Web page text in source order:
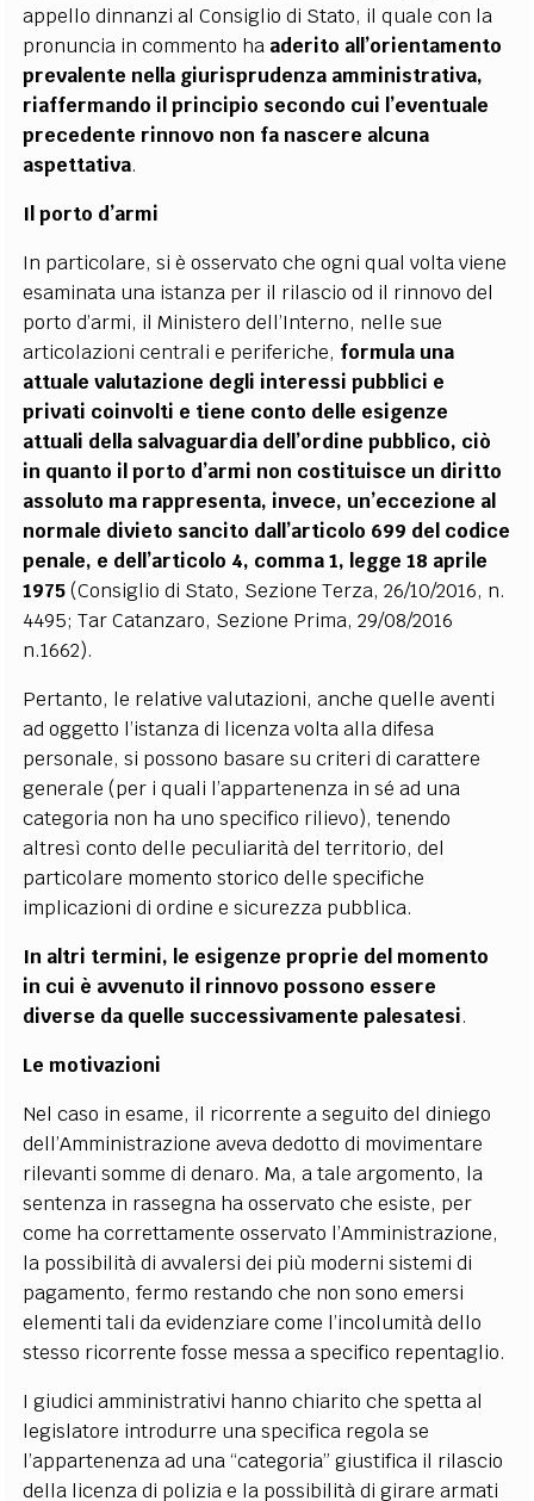
appello dinnanzi al Consiglio di Stato, il quale con la
pronuncia in commento ha aderito all’orientamento
prevalente nella giurisprudenza amministrativa,
riaffermando il principio secondo cui l’eventuale
precedente rinnovo non fa nascere alcuna
aspettativa.
Il porto d’armi
In particolare, si è osservato che ogni qual volta viene
esaminata una istanza per il rilascio od il rinnovo del
porto d’armi, il Ministero dell’Interno, nelle sue
articolazioni centrali e periferiche, formula una
attuale valutazione degli interessi pubblici e
privati coinvolti e tiene conto delle esigenze
attuali della salvaguardia dell’ordine pubblico, ciò
in quanto il porto d’armi non costituisce un diritto
assoluto ma rappresenta, invece, un’eccezione al
normale divieto sancito dall’articolo 699 del codice
penale, e dell’articolo 4, comma 1, legge 18 aprile
1975(Consiglio di Stato, Sezione Terza, 26/10/2016, n.
4495; Tar Catanzaro, Sezione Prima, 29/08/2016
n.1662).
Pertanto, le relative valutazioni, anche quelle aventi
ad oggetto l’istanza di licenza volta alla difesa
personale, si possono basare su criteri di carattere
generale (per i quali l’appartenenza in sé ad una
categoria non ha uno specifico rilievo), tenendo
altresì conto delle peculiarità del territorio, del
particolare momento storico delle specifiche
implicazioni di ordine e sicurezza pubblica.
In altri termini, le esigenze proprie del momento
in cui è avvenuto il rinnovo possono essere
diverse da quelle successivamente palesatesi.
Le motivazioni
Nel caso in esame, il ricorrente a seguito del diniego
dell’Amministrazione aveva dedotto di movimentare
rilevanti somme di denaro. Ma, a tale argomento, la
sentenza in rassegna ha osservato che esiste, per
come ha correttamente osservato l’Amministrazione,
la possibilità di avvalersi dei più moderni sistemi di
pagamento, fermo restando che non sono emersi
elementi tali da evidenziare come l’incolumità dello
stesso ricorrente fosse messa a specifico repentaglio.
I giudici amministrativi hanno chiarito che spetta al
legislatore introdurre una specifica regola se
l’appartenenza ad una “categoria” giustifica il rilascio
della licenza di polizia e la possibilità di girare armati